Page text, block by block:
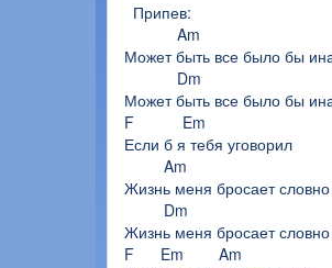
Припев:
Am
Может быть все было бы
Dm
Может быть все было бы
F Em
Если б я тебя уговорил
Am
Жизнь меня бросает
Dm
Жизнь меня бросает
F Em Am